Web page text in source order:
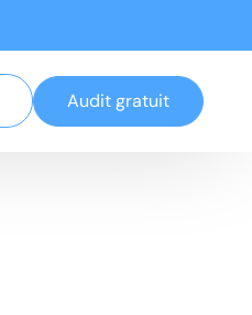
Audit gratuit